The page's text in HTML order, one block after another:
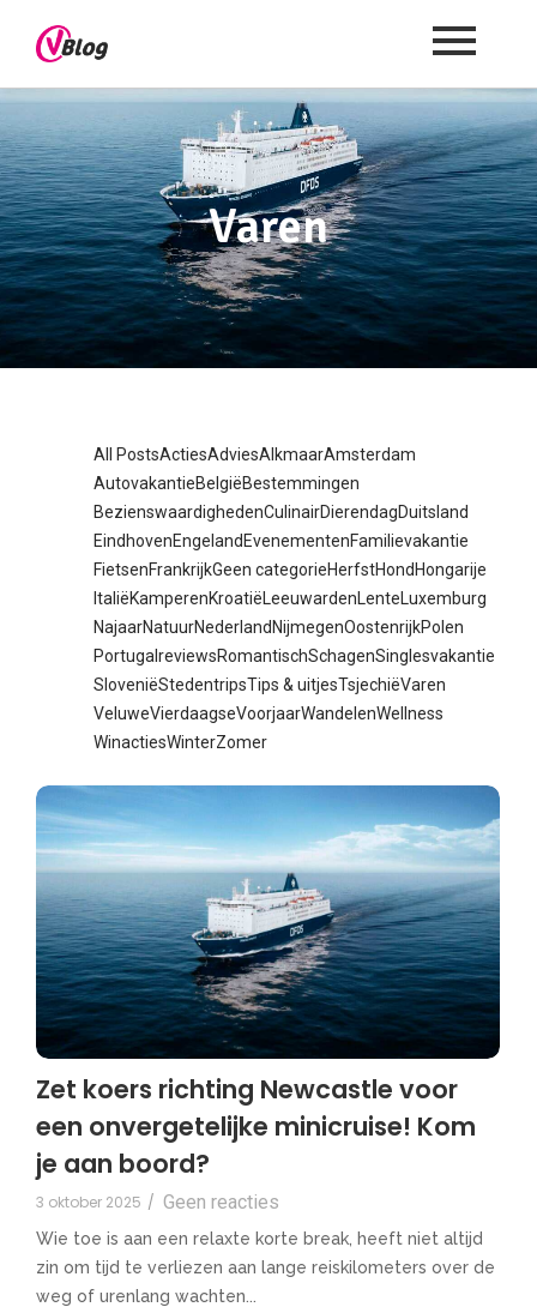
Varen
All PostsActiesAdviesAlkmaarAmsterdam
AutovakantieBelgiëBestemmingen
BezienswaardighedenCulinairDierendagDuitsland
EindhovenEngeland EvenementenFamilievakantie
FietsenFrankrijkGeen categorieHerfstHond Hongarije
ItaliëKamperenKroatiëLeeuwardenLenteLuxemburg
NajaarNatuurNederland NijmegenOostenrijkPolen
Portugal reviewsRomantischSchagenSinglesvakantie
SloveniëStedentripsTips & uitjesTsjechiëVaren
VeluweVierdaagseVoorjaarWandelenWellness
WinactiesWinterZomer
Zet koers richting Newcastle voor
een onvergetelijke minicruise! Kom
je aan boord?
3 oktober 2025 / Geen reacties
Wie toe is aan een relaxte korte break, heeft niet altijd
zin om tijd te verliezen aan lange reiskilometers over de
weg of urenlang wachten...